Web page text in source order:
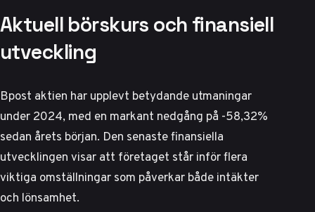
Aktuell börskurs och finansiell
utveckling
Bpost aktien har upplevt betydande utmaningar
under 2024, med en markant nedgång på -58,32%
sedan årets början. Den senaste finansiella
utvecklingen visar att företaget står inför flera
viktiga omställningar som påverkar både intäkter
och lönsamhet.